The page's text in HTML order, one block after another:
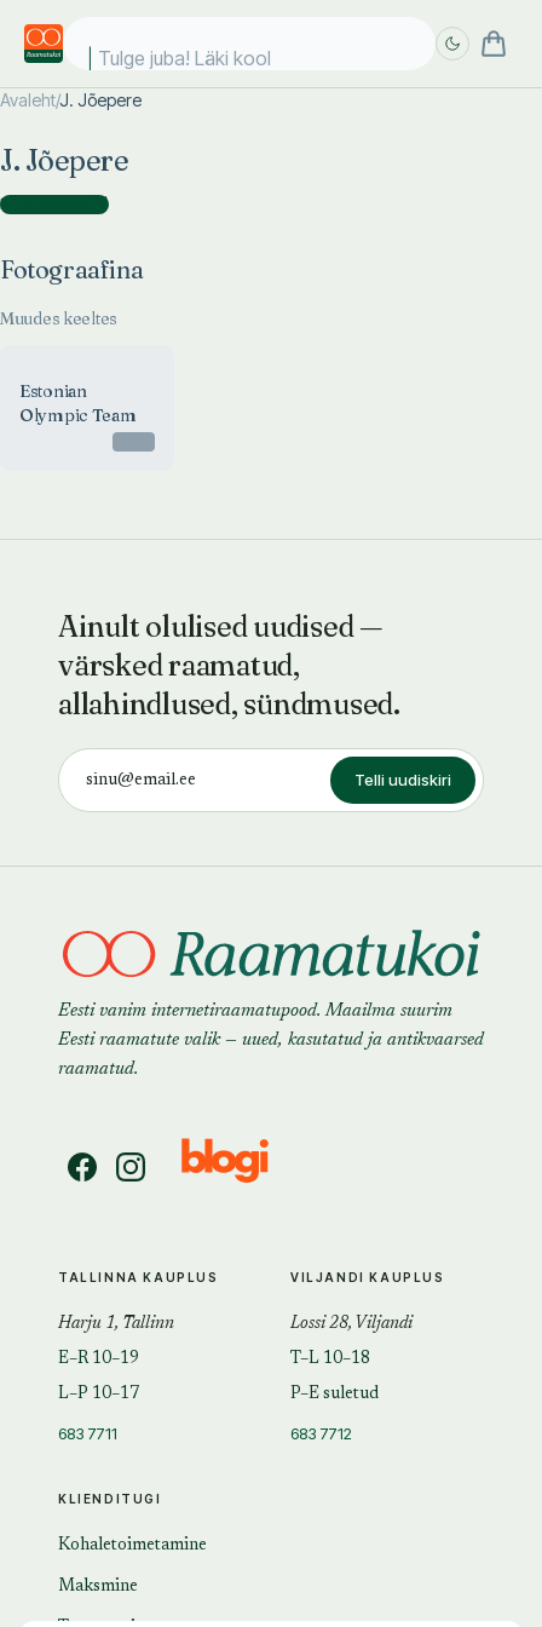
Tulge juba! Läki kooli
Avaleht/J. Jõepere
J. Jõepere
Fotograafina )
Fotograafina
Muudes keeltes
Estonian
Olympic Team
Ainult olulised uudised —
värsked raamatud,
allahindlused, sündmused.
Telli uudiskiri
Eesti vanim internetiraamatupood. Maailma suurim
Eesti raamatute valik — uued, kasutatud ja antikvaarsed
raamatud.
KLIENDITUGI
Kohaletoimetamine
Maksmine
TALLINNA KAUPLUS
Harju 1, Tallinn
E–R 10–19
L–P 10–17
683 7711
VILJANDI KAUPLUS
Lossi 28, Viljandi
T–L 10–18
P–E suletud
683 7712